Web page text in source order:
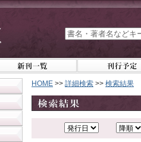
HOME >> 詳細検索 >> 検索結果